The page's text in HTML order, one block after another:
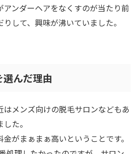
アンダーヘアをなくすのが当たり前
して、興味が沸いていました。
んだ理由
メンズ向けの脱毛サロンなどもあ
た。
がまぁまぁ高いということです。